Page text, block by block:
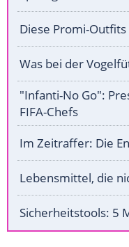
Diese Promi-
Was bei der
"Infanti-No Go":
FIFA-Chefs
Im Zeitraffer: Die
Lebensmittel, die
Sicherheitstools: 5